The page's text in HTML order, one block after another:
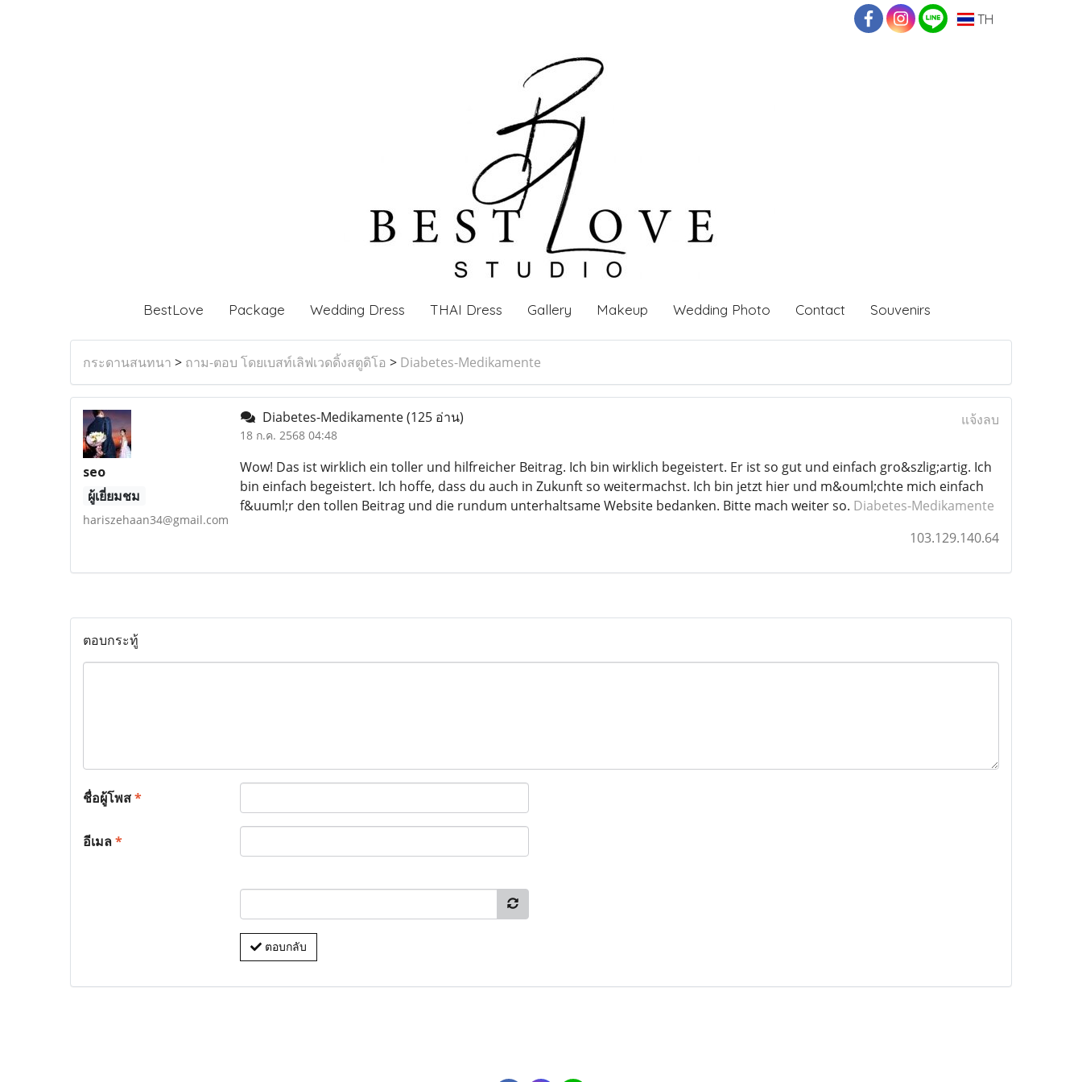
TH
BestLove Package Wedding Dress THAI Dress Gallery Makeup Wedding Photo Contact Souvenirs
กระดานสนทนา > ถาม-ตอบ โดยเบสท์เลิฟเวดดิ้งสตูดิโอ > Diabetes-Medikamente
seo
ผู้เยี่ยมชม
hariszehaan34@gmail.com
Diabetes-Medikamente(125 อ่าน)
18 ก.ค. 2568 04:48
แจ้งลบ
Wow! Das ist wirklich ein toller und hilfreicher Beitrag. Ich bin wirklich begeistert. Er ist so gut und einfach gro&szlig;artig. Ich
bin einfach begeistert. Ich hoffe, dass du auch in Zukunft so weitermachst. Ich bin jetzt hier und m&ouml;chte mich einfach
f&uuml;r den tollen Beitrag und die rundum unterhaltsame Website bedanken. Bitte mach weiter so. Diabetes-Medikamente
103.129.140.64
ตอบกระทู้
ชื่อผู้โพส*
อีเมล*
ตอบกลับ